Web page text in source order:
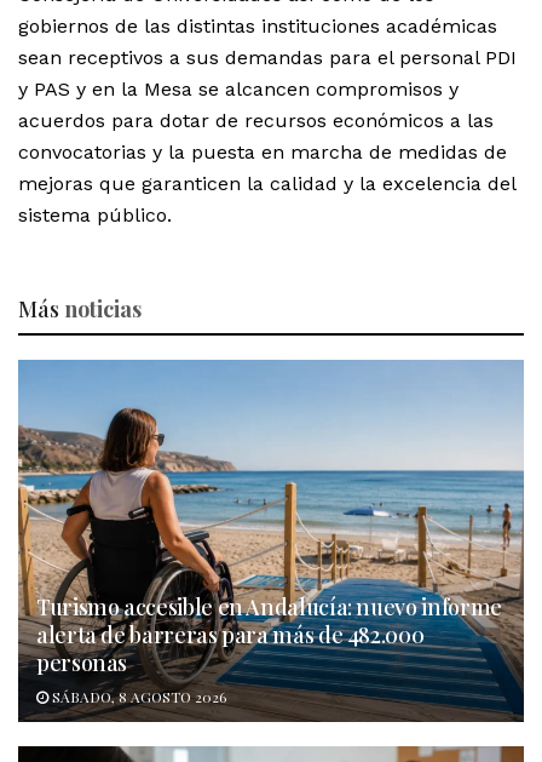
gobiernos de las distintas instituciones académicas
sean receptivos a sus demandas para el personal PDI
y PAS y en la Mesa se alcancen compromisos y
acuerdos para dotar de recursos económicos a las
convocatorias y la puesta en marcha de medidas de
mejoras que garanticen la calidad y la excelencia del
sistema público.
Más noticias
Turismo accesible en Andalucía: nuevo informe
alerta de barreras para más de 482.000
personas
SÁBADO, 8 AGOSTO 2026